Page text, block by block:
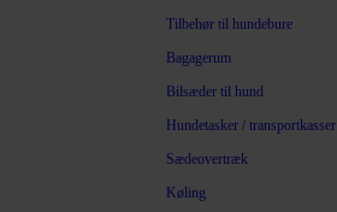
Tilbehør til hundebure
Bagagerum
Bilsæder til hund
Hundetasker / transportkasser
Sædeovertræk
Køling